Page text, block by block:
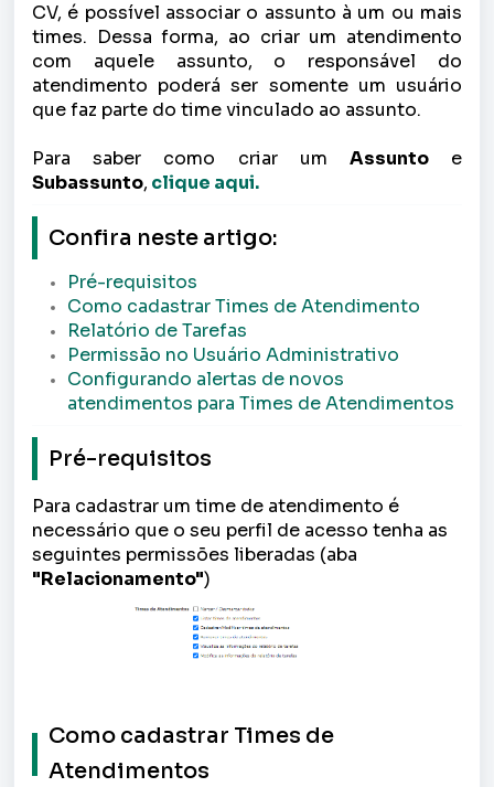
CV, é possível associar o assunto à um ou mais
times. Dessa forma, ao criar um atendimento
com aquele assunto, o responsável do
atendimento poderá ser somente um usuário
que faz parte do time vinculado ao assunto.
Para saber como criar um Assuntoe
Subassunto, clique aqui.
Confira neste artigo:
Pré-requisitos
Como cadastrar Times de Atendimento
Relatório de Tarefas
Permissão no Usuário Administrativo
Configurando alertas de novos
atendimentos para Times de Atendimentos
Pré-requisitos
Para cadastrar um time de atendimento é
necessário que o seu perfil de acesso tenha as
seguintes permissões liberadas (aba
"Relacionamento")
Como cadastrar Times de
Atendimentos